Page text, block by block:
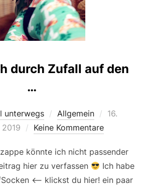
durch Zufall auf den
…
unterwegs Allgemein
16.
Keine Kommentare
könnte ich nicht passender
hier zu verfassen
Ich habe
<— klickst du hier! ein paar